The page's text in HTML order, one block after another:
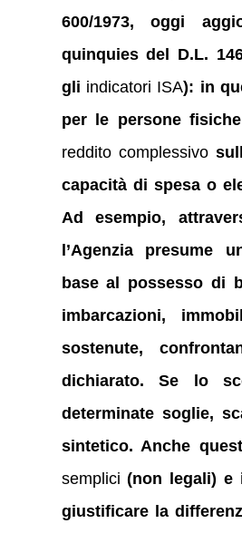
600/1973, oggi
quinquies del D.L.
gli indicatori ISA): in
per le persone
reddito complessivo
capacità di spesa o
Ad esempio,
l’Agenzia presume
base al possesso di
imbarcazioni,
sostenute,
dichiarato. Se lo
determinate soglie,
sintetico. Anche
semplici(non legali) e
giustificare la